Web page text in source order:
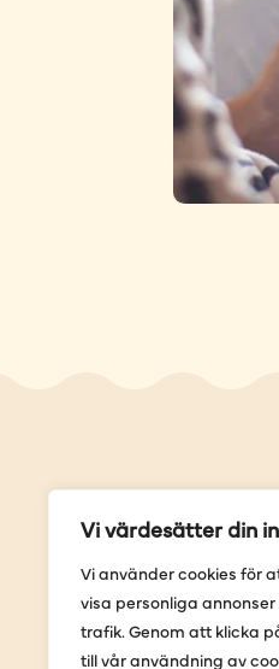
Vi värdesätter din
Vi använder cookies för
visa personliga
trafik. Genom att klicka
till vår användning av